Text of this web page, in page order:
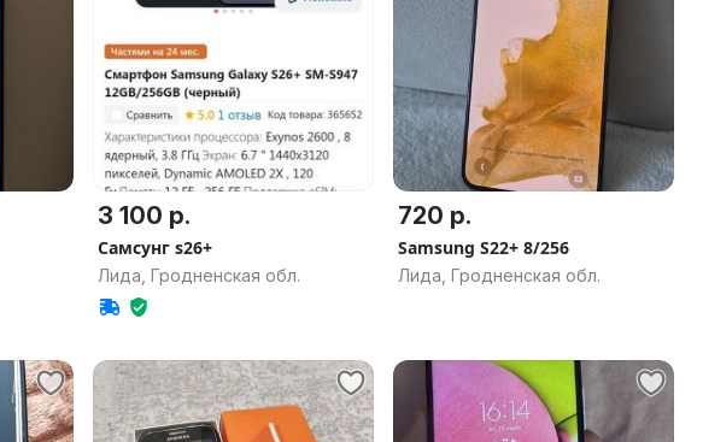
3 100 р.
Самсунг s26+
Лида, Гродненская обл.
720 р.
Samsung S22+ 8/256
Лида, Гродненская обл.